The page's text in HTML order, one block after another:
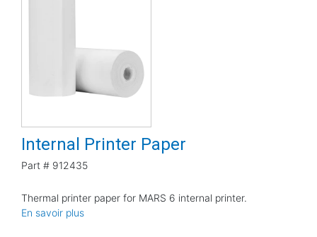
Internal Printer Paper
Part # 912435
Thermal printer paper for MARS 6 internal printer.
En savoir plus